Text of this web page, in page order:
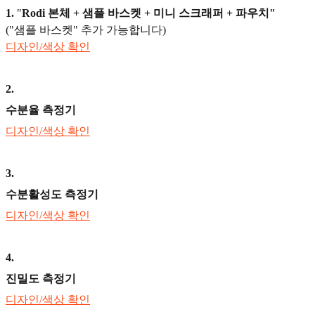
1. "Rodi 본체 + 샘플 바스켓 + 미니 스크래퍼 + 파우치"
("샘플 바스켓" 추가 가능합니다)
디자인/색상 확인
2.
수분율 측정기
디자인/색상 확인
3.
수분활성도 측정기
디자인/색상 확인
4.
진밀도 측정기
디자인/색상 확인